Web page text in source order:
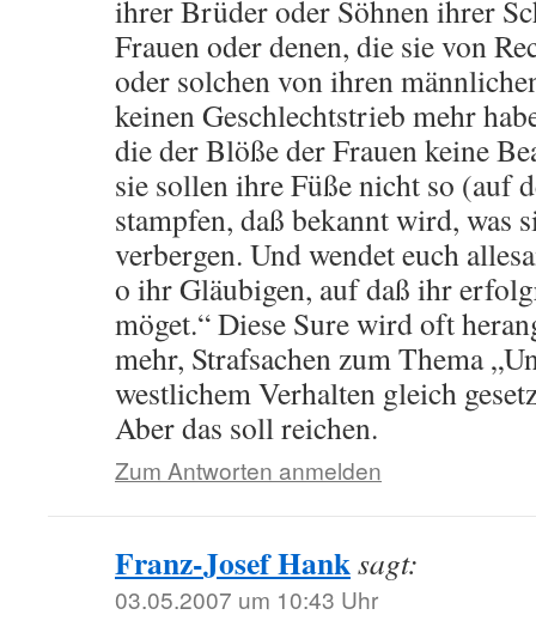
ihrer Brüder oder Söhnen ihrer
Frauen oder denen, die sie von
oder solchen von ihren
keinen Geschlechtstrieb mehr
die der Blöße der Frauen keine
sie sollen ihre Füße nicht so (auf
stampfen, daß bekannt wird, was
verbergen. Und wendet euch
o ihr Gläubigen, auf daß ihr
möget.“ Diese Sure wird oft
mehr, Strafsachen zum Thema
westlichem Verhalten gleich
Aber das soll reichen.
Zum Antworten anmelden
Franz-Josef Hanksagt:
03.05.2007 um 10:43 Uhr